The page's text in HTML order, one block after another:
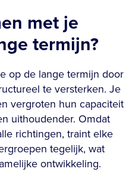
met je
termijn?
op de lange termijn door
te versterken. Je
vergroten hun capaciteit
uithoudender. Omdat
richtingen, traint elke
tegelijk, wat
ontwikkeling.